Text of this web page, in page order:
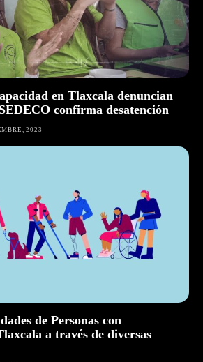
en Tlaxcala denuncian
confirma desatención
2023
de Personas con
a través de diversas